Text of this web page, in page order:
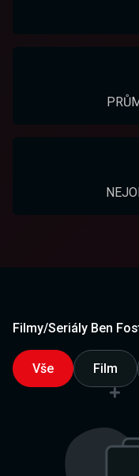
Filmy/Seriály Ben
Vše Film